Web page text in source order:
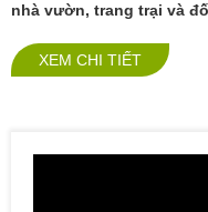
nhà vườn, trang trại và
XEM CHI TIẾT